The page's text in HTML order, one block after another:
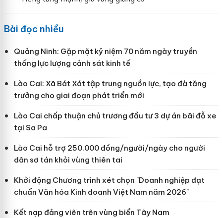
Bài đọc nhiều
Quảng Ninh: Gặp mặt kỷ niệm 70 năm ngày truyền
thống lực lượng cảnh sát kinh tế
Lào Cai: Xã Bát Xát tập trung nguồn lực, tạo đà tăng
trưởng cho giai đoạn phát triển mới
Lào Cai chấp thuận chủ trương đầu tư 3 dự án bãi đỗ xe
tại Sa Pa
Lào Cai hỗ trợ 250.000 đồng/người/ngày cho người
dân sơ tán khỏi vùng thiên tai
Khởi động Chương trình xét chọn "Doanh nghiệp đạt
chuẩn Văn hóa Kinh doanh Việt Nam năm 2026"
Kết nạp đảng viên trên vùng biển Tây Nam